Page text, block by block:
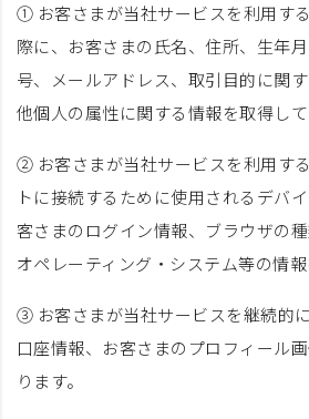
① お客さまが当社サービスを利用す
際に、お客さまの氏名、住所、生年
号、メールアドレス、取引目的に関
他個人の属性に関する情報を取得して
② お客さまが当社サービスを利用す
トに接続するために使用されるデバ
客さまのログイン情報、ブラウザの種
オペレーティング・システム等の情報
③ お客さまが当社サービスを継続的
口座情報、お客さまのプロフィール
ります。